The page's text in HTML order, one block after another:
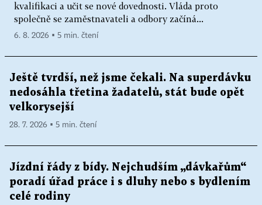
kvalifikaci a učit se nové dovednosti. Vláda proto
společně se zaměstnavateli a odbory začíná...
6. 8. 2026 ▪ 5 min. čtení
Ještě tvrdší, než jsme čekali. Na superdávku
nedosáhla třetina žadatelů, stát bude opět
velkorysejší
28. 7. 2026 ▪ 5 min. čtení
Jízdní řády z bídy. Nejchudším „dávkařům“
poradí úřad práce i s dluhy nebo s bydlením
celé rodiny